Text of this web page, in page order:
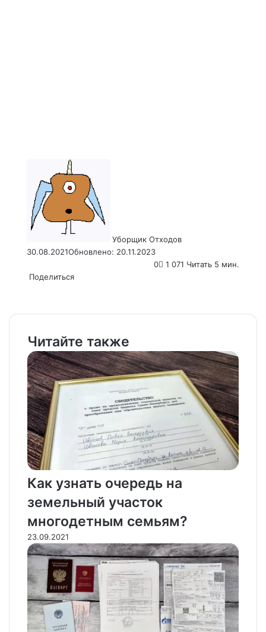
Уборщик Отходов
30.08.2021Обновлено: 20.11.2023
0
1 071 Читать 5 мин.
Поделиться
Читайте также
Как узнать очередь на
земельный участок
многодетным семьям?
23.09.2021